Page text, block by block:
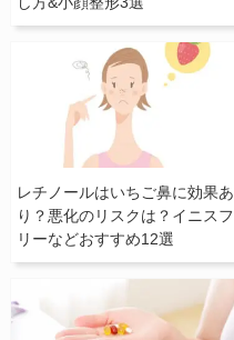
レチノールはいちご鼻に効果あ
り？悪化のリスクは？イニスフ
リーなどおすすめ12選